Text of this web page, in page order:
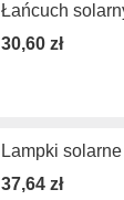
Łańcuch
30,60 zł
Lampki
37,64 zł